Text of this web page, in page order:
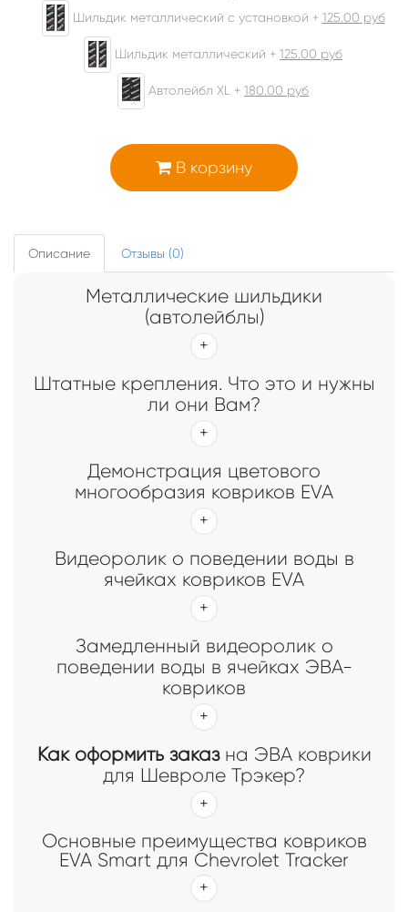
Шильдик металлический с установкой + 125.00 руб
Шильдик металлический + 125.00 руб
Автолейбл XL + 180.00 руб
В корзину
Описание Отзывы (0)
Металлические шильдики
(автолейблы)
Штатные крепления. Что это и нужны
ли они Вам?
Демонстрация цветового
многообразия ковриков EVA
Видеоролик о поведении воды в
ячейках ковриков EVA
Замедленный видеоролик о
поведении воды в ячейках ЭВА-
ковриков
Как оформить заказна ЭВА коврики
для Шевроле Трэкер?
Основные преимущества ковриков
EVA Smart для Chevrolet Tracker